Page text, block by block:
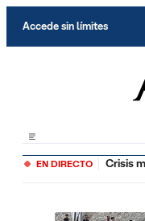
Accede sin límites
EN DIRECTO Crisis